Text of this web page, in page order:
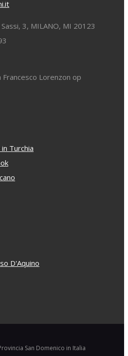
3, MILANO, MI 20123
Lorenzon op
Turchia
D'Aquino
San Domenico in Italia